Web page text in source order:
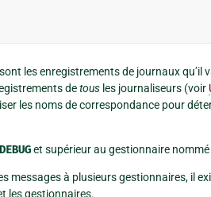
les enregistrements de journaux
detous les journaliseurs (voir
les noms de correspondance pour
DEBUGet supérieur au gestionnaire nommé
messages à plusieurs gestionnaires, il
les gestionnaires.